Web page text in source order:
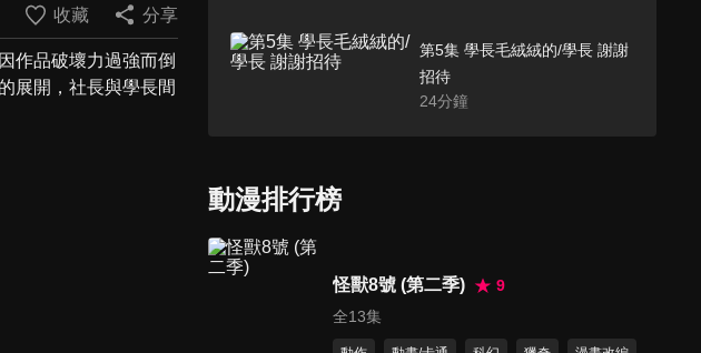
收藏 分享
作品破壞力過強而倒
展開，社長與學長間
第5集 學長毛絨絨的/學長 謝謝
招待
24分鐘
第7集 學長要不要去祭典啊/好
像在約會喔 學長
動漫排行榜
怪獸8號 (第二季)
9
全13集